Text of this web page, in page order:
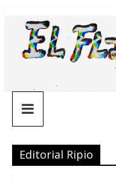
contenido
¯\_(ツ)_/
¯
Editorial Ripio